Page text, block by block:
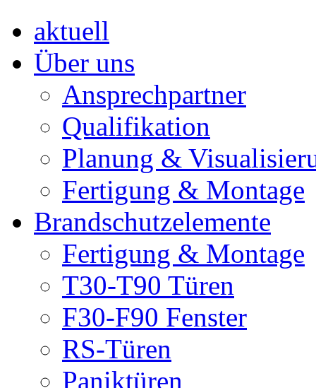
aktuell
Über uns
Ansprechpartner
Qualifikation
Planung &
Fertigung & Montage
Brandschutzelemente
Fertigung & Montage
T30-T90 Türen
F30-F90 Fenster
RS-Türen
Paniktüren